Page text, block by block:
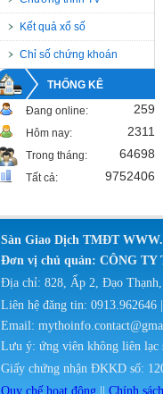
Kết quả xổ số
Chỉ số chứng khoán
THỐNG KÊ
Đang online: 259
Hôm nay: 2311
Trong tháng: 64698
Tất cả: 9752406
Sàn Giao Dịch TMĐT
Đơn vị chủ quản: CÔNG
Địa chỉ: 828, Ấp 2, Đạo
Liên hệ đăng tin: 0913.962646
Email:
Lưu ý: ứng viên không liên lạc
Giấy chứng nhận ĐKKD số:
Quy chế hoạt động
Chính